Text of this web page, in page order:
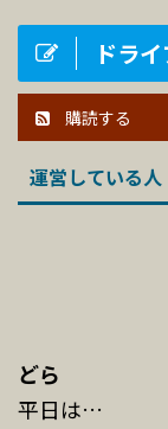
ドラ
購読する
運営している人
どら
平日は…